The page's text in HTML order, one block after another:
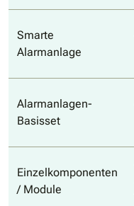
Smarte
Alarmanlage
Alarmanlagen-
Basisset
Einzelkomponenten
/ Module